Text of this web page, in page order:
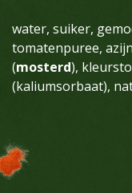
water, suiker,
tomatenpuree,
(mosterd),
(kaliumsorbaat),